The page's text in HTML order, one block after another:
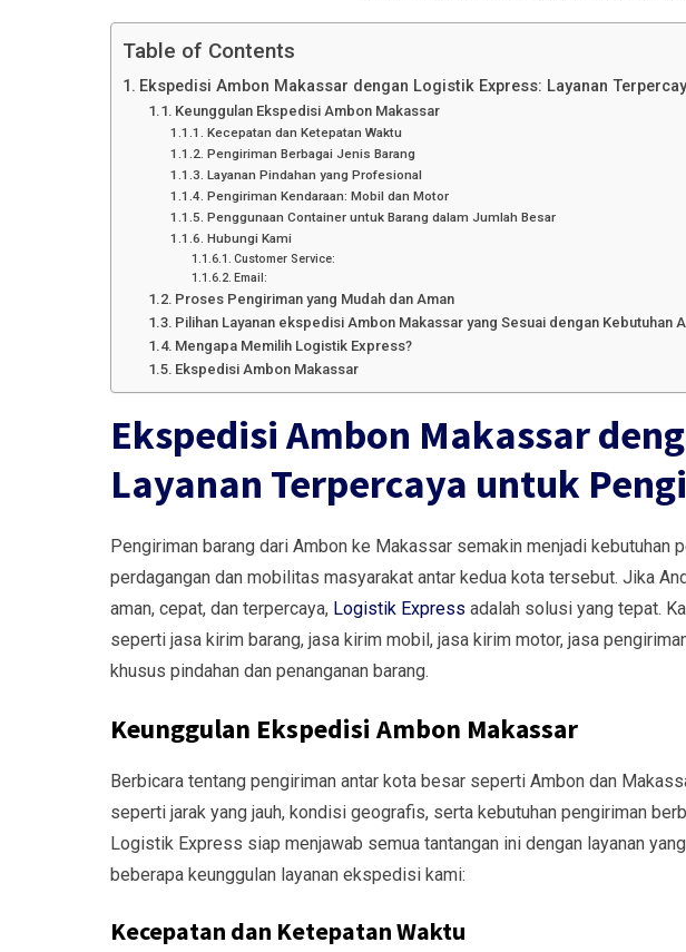
Table of Contents
Ekspedisi Ambon Makassar dengan Logistik Express: Layanan
Keunggulan Ekspedisi Ambon Makassar
Kecepatan dan Ketepatan Waktu
Pengiriman Berbagai Jenis Barang
Layanan Pindahan yang Profesional
Pengiriman Kendaraan: Mobil dan Motor
Penggunaan Container untuk Barang dalam Jumlah Besar
Hubungi Kami
Customer Service:
Email:
Proses Pengiriman yang Mudah dan Aman
Pilihan Layanan ekspedisi Ambon Makassar yang Sesuai dengan Kebutuhan
Mengapa Memilih Logistik Express?
Ekspedisi Ambon Makassar
Ekspedisi Ambon Makassar
Layanan Terpercaya untuk
Pengiriman barang dari Ambon ke Makassar semakin menjadi kebutuhan
perdagangan dan mobilitas masyarakat antar kedua kota tersebut. Jika
aman, cepat, dan terpercaya, Logistik Express adalah solusi yang tepat.
seperti jasa kirim barang, jasa kirim mobil, jasa kirim motor, jasa
khusus pindahan dan penanganan barang.
Keunggulan Ekspedisi Ambon Makassar
Berbicara tentang pengiriman antar kota besar seperti Ambon dan
seperti jarak yang jauh, kondisi geografis, serta kebutuhan pengiriman
Logistik Express siap menjawab semua tantangan ini dengan layanan
beberapa keunggulan layanan ekspedisi kami:
Kecepatan dan Ketepatan Waktu